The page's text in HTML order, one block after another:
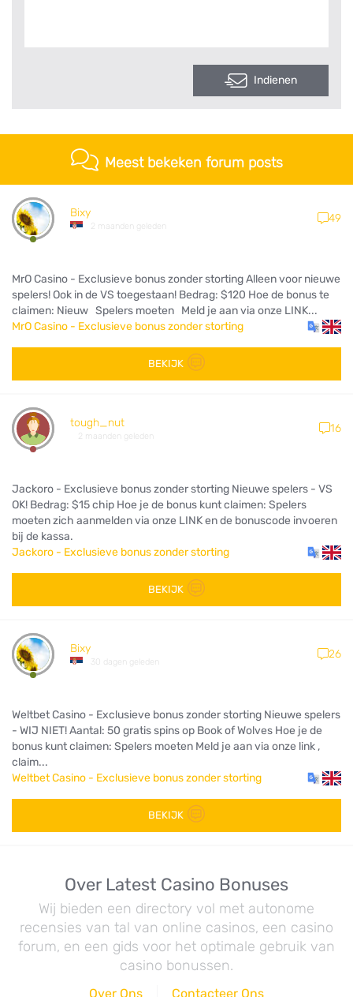
Indienen
Meest bekeken forum posts
Bixy
2 maanden geleden
49
MrO Casino - Exclusieve bonus zonder storting Alleen voor nieuwe
spelers! Ook in de VS toegestaan! Bedrag: $120 Hoe de bonus te
claimen: Nieuw Spelers moeten Meld je aan via onze LINK...
MrO Casino - Exclusieve bonus zonder storting
BEKIJK
tough_nut
2 maanden geleden
16
Jackoro - Exclusieve bonus zonder storting Nieuwe spelers - VS
OK! Bedrag: $15 chip Hoe je de bonus kunt claimen: Spelers
moeten zich aanmelden via onze LINK en de bonuscode invoeren
bij de kassa.
Jackoro - Exclusieve bonus zonder storting
BEKIJK
Bixy
30 dagen geleden
26
Weltbet Casino - Exclusieve bonus zonder storting Nieuwe spelers
- WIJ NIET! Aantal: 50 gratis spins op Book of Wolves Hoe je de
bonus kunt claimen: Spelers moeten Meld je aan via onze link ,
claim...
Weltbet Casino - Exclusieve bonus zonder storting
BEKIJK
Over Latest Casino Bonuses
Wij bieden een directory vol met autonome
recensies van tal van online casinos, een casino
forum, en een gids voor het optimale gebruik van
casino bonussen.
Over Ons Contacteer Ons